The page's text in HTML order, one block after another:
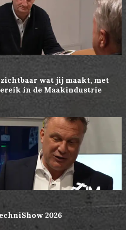
wat jij maakt, met
in de Maakindustrie
2026